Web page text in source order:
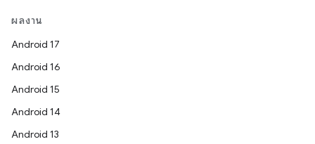
ผลงาน
Android 17
Android 16
Android 15
Android 14
Android 13